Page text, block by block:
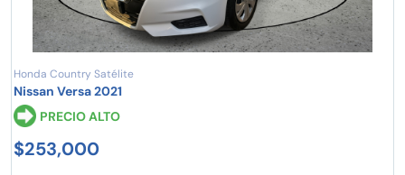
Honda Country Satélite
Nissan Versa 2021
PRECIO ALTO
$253,000